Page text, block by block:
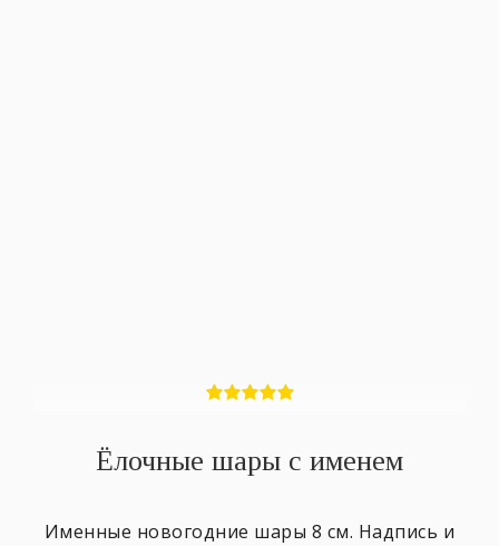
Ёлочные шары с именем
Именные новогодние шары 8 см. Надпись и